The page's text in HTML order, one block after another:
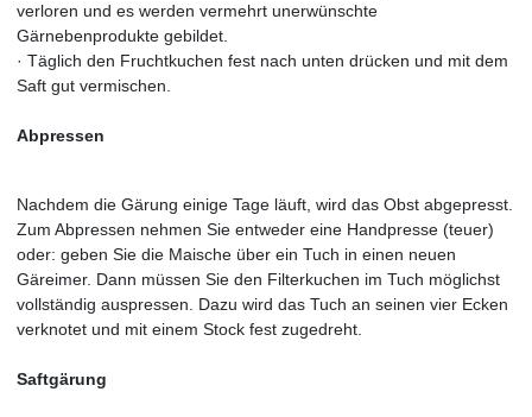
verloren und es werden vermehrt unerwünschte
Gärnebenprodukte gebildet.
· Täglich den Fruchtkuchen fest nach unten drücken und mit dem
Saft gut vermischen.
Abpressen
Nachdem die Gärung einige Tage läuft, wird das Obst abgepresst.
Zum Abpressen nehmen Sie entweder eine Handpresse (teuer)
oder: geben Sie die Maische über ein Tuch in einen neuen
Gäreimer. Dann müssen Sie den Filterkuchen im Tuch möglichst
vollständig auspressen. Dazu wird das Tuch an seinen vier Ecken
verknotet und mit einem Stock fest zugedreht.
Saftgärung